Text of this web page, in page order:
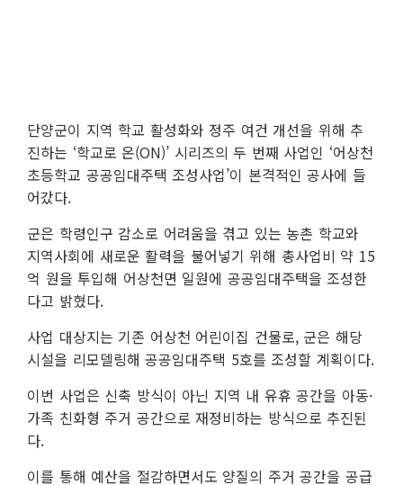
단양군이 지역 학교 활성화와 정주 여건 개선을 위해 추
진하는 ‘학교로 온(ON)’ 시리즈의 두 번째 사업인 ‘어상천
초등학교 공공임대주택 조성사업’이 본격적인 공사에 들
어갔다.
군은 학령인구 감소로 어려움을 겪고 있는 농촌 학교와
지역사회에 새로운 활력을 불어넣기 위해 총사업비 약 15
억 원을 투입해 어상천면 일원에 공공임대주택을 조성한
다고 밝혔다.
사업 대상지는 기존 어상천 어린이집 건물로, 군은 해당
시설을 리모델링해 공공임대주택 5호를 조성할 계획이다.
이번 사업은 신축 방식이 아닌 지역 내 유휴 공간을 아동·
가족 친화형 주거 공간으로 재정비하는 방식으로 추진된
다.
이를 통해 예산을 절감하면서도 양질의 주거 공간을 공급